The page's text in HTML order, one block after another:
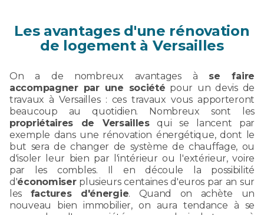
Les avantages d'une rénovation
de logement à Versailles
On a de nombreux avantages à se faire
accompagner par une société pour un devis de
travaux à Versailles : ces travaux vous apporteront
beaucoup au quotidien. Nombreux sont les
propriétaires de Versaillesqui se lancent par
exemple dans une rénovation énergétique, dont le
but sera de changer de système de chauffage, ou
d'isoler leur bien par l'intérieur ou l'extérieur, voire
par les combles. Il en découle la possibilité
d'économiserplusieurs centaines d'euros par an sur
les factures d'énergie. Quand on achète un
nouveau bien immobilier, on aura tendance à se